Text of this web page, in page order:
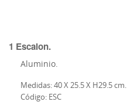
1 Escalon.
Aluminio.
Medidas: 40 X 25.5 X H29.5 cm.
Código: ESC